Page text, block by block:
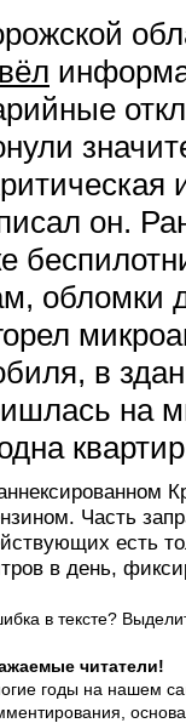
он.
обломки
в
на
Часть
есть
в день,
в тексте?
читатели!
годы на нашем